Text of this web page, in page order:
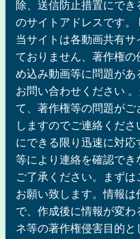
除、送信防止措置にで
のサイトアドレスです。
当サイトは各動画共有
ておりません、著作権
め込み動画等に問題が
お問い合わせください
て、著作権等の問題が
しますのでご連絡くだ
にできる限り迅速に対
等により連絡を確認でき
ご了承ください。まず
お願い致します。情報
で、作成後に情報が変
ネ等の著作権侵害目的